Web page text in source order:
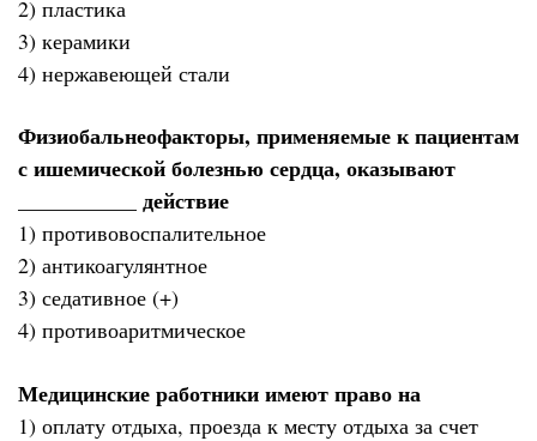
2) пластика
3) керамики
4) нержавеющей стали
Физиобальнеофакторы, применяемые к пациентам
с ишемической болезнью сердца, оказывают
___________ действие
1) противовоспалительное
2) антикоагулянтное
3) седативное (+)
4) противоаритмическое
Медицинские работники имеют право на
1) оплату отдыха, проезда к месту отдыха за счет